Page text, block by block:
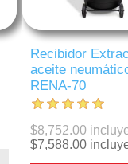
Recibidor
aceite
RENA-70
$8,752.00
$7,588.00